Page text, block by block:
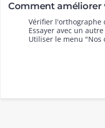
Comment améliorer
Vérifier l'orthographe
Essayer avec un
Utiliser le menu "Nos